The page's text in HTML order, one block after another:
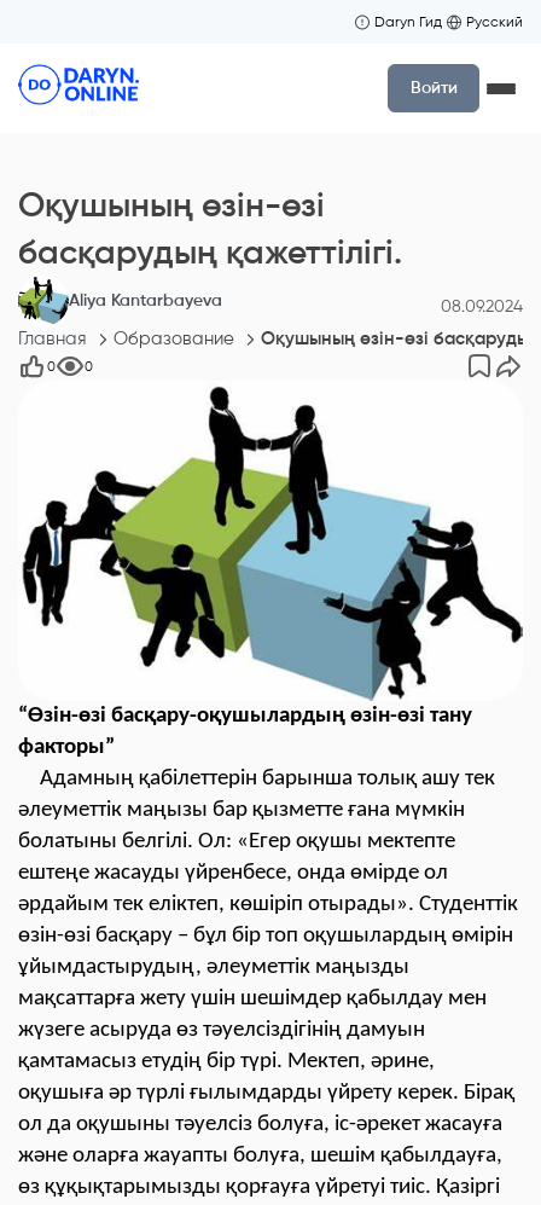
Daryn Гид Русский
Войти
Оқушының өзін-өзі
басқарудың қажеттілігі.
Aliya Kantarbayeva 08.09.2024
Главная Образование Оқушының өзін-өзі басқарудың
0 0
“Өзін-өзі басқару-оқушылардың өзін-өзі тану
факторы”
Адамның қабілеттерін барынша толық ашу тек
әлеуметтік маңызы бар қызметте ғана мүмкін
болатыны белгілі. Ол: «Егер оқушы мектепте
ештеңе жасауды үйренбесе, онда өмірде ол
әрдайым тек еліктеп, көшіріп отырады». Студенттік
өзін-өзі басқару – бұл бір топ оқушылардың өмірін
ұйымдастырудың, әлеуметтік маңызды
мақсаттарға жету үшін шешімдер қабылдау мен
жүзеге асыруда өз тәуелсіздігінің дамуын
қамтамасыз етудің бір түрі. Мектеп, әрине,
оқушыға әр түрлі ғылымдарды үйрету керек. Бірақ
ол да оқушыны тәуелсіз болуға, іс-әрекет жасауға
және оларға жауапты болуға, шешім қабылдауға,
өз құқықтарымызды қорғауға үйретуі тиіс. Қазіргі